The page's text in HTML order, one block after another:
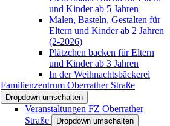
und Kinder ab 5 Jahren
Malen, Basteln, Gestalten für
Eltern und Kinder ab 2 Jahren
(2-2026)
Plätzchen backen für Eltern
und Kinder ab 3 Jahren
In der Weihnachtsbäckerei
Familienzentrum Oberrather Straße
Dropdown umschalten
Veranstaltungen FZ Oberrather
Straße
Dropdown umschalten